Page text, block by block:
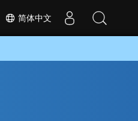
简体中文